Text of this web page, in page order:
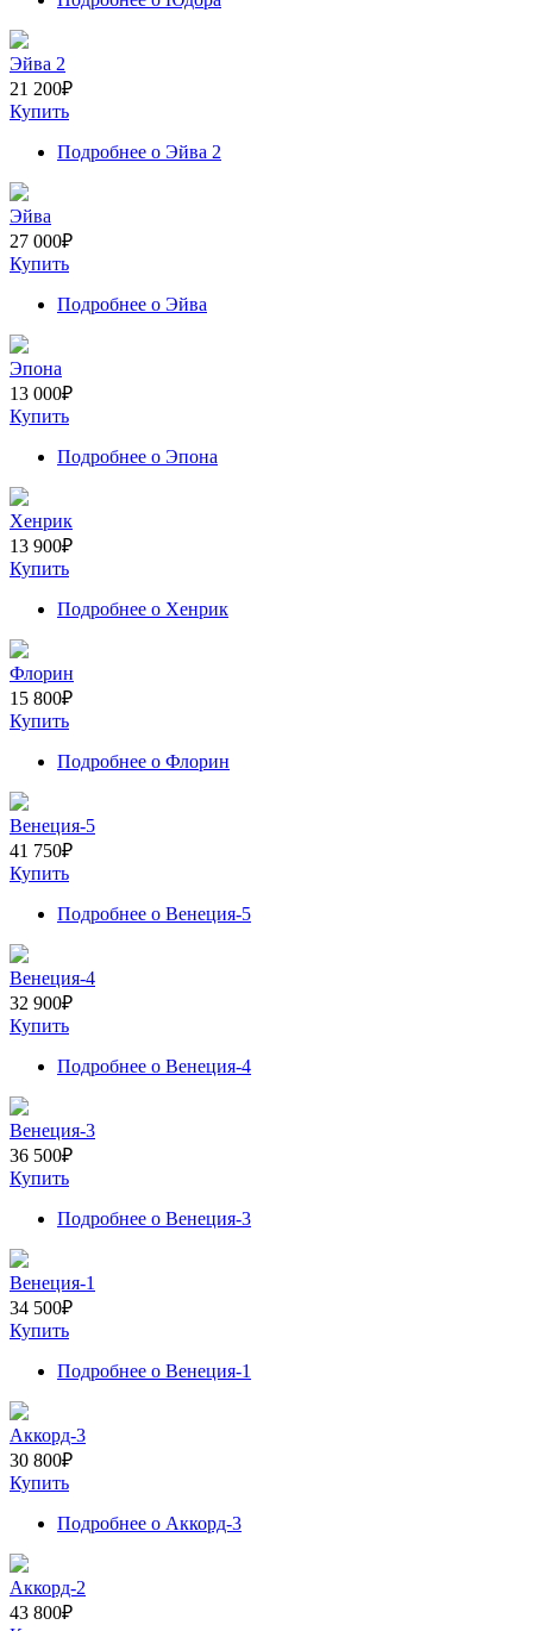
Эйва 2
21 200₽
Купить
Подробнее о Эйва 2
Эйва
27 000₽
Купить
Подробнее о Эйва
Эпона
13 000₽
Купить
Подробнее о Эпона
Хенрик
13 900₽
Купить
Подробнее о Хенрик
Флорин
15 800₽
Купить
Подробнее о Флорин
Венеция-5
41 750₽
Купить
Подробнее о Венеция-5
Венеция-4
32 900₽
Купить
Подробнее о Венеция-4
Венеция-3
36 500₽
Купить
Подробнее о Венеция-3
Венеция-1
34 500₽
Купить
Подробнее о Венеция-1
Аккорд-3
30 800₽
Купить
Подробнее о Аккорд-3
Аккорд-2
43 800₽